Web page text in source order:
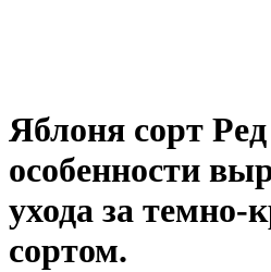
Яблоня сорт
особенности
ухода за темно-
сортом.